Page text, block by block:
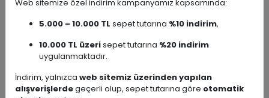
Add to cart Add to cart
Web sitemize özel indirim kampanyamız kapsamında:
5.000 – 10.000 TL sepet tutarına %10 indirim,
10.000 TL üzerisepet tutarına %20 indirim
uygulanmaktadır.
İndirim, yalnızca web sitemiz üzerinden yapılan
alışverişlerdegeçerli olup, sepet tutarına göre otomatik